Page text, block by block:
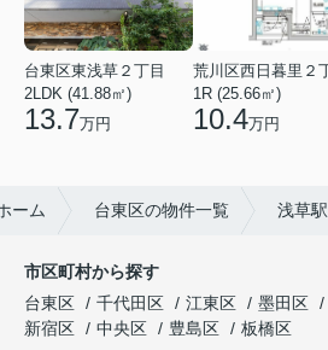
台東区東浅草２丁目
2LDK (41.88㎡)
13.7万円
荒川区西日暮里２
1R (25.66㎡)
10.4万円
ーム 台東区の物件一覧 浅草駅
市区町村から探す
台東区
千代田区 江東区 墨田区
新宿区
中央区 豊島区
板橋区